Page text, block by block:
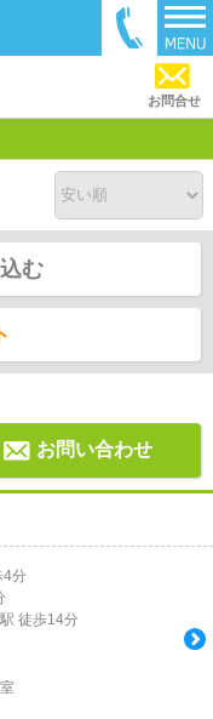
お問合せ
む
お問い合わせ
4分
駅 徒歩14分